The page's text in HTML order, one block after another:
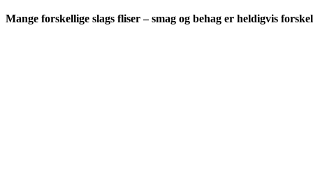
Mange forskellige slags fliser – smag og behag er heldigvis